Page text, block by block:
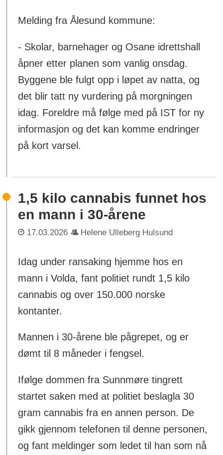
Melding fra Ålesund kommune:
- Skolar, barnehager og Osane idrettshall
åpner etter planen som vanlig onsdag.
Byggene ble fulgt opp i løpet av natta, og
det blir tatt ny vurdering på morgningen
idag. Foreldre må følge med på IST for ny
informasjon og det kan komme endringer
på kort varsel.
1,5 kilo cannabis funnet hos
en mann i 30-årene
17.03.2026 Helene Ulleberg Hulsund
Idag under ransaking hjemme hos en
mann i Volda, fant politiet rundt 1,5 kilo
cannabis og over 150.000 norske
kontanter.
Mannen i 30-årene ble pågrepet, og er
dømt til 8 måneder i fengsel.
Ifølge dommen fra Sunnmøre tingrett
startet saken med at politiet beslagla 30
gram cannabis fra en annen person. De
gikk gjennom telefonen til denne personen,
og fant meldinger som ledet til han som nå